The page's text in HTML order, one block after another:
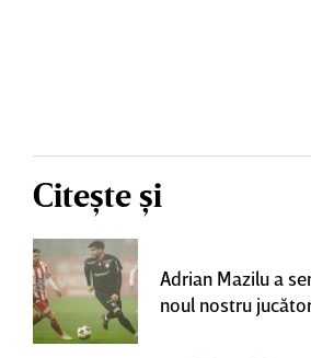
Citește și
Adrian Mazilu a
noul nostru